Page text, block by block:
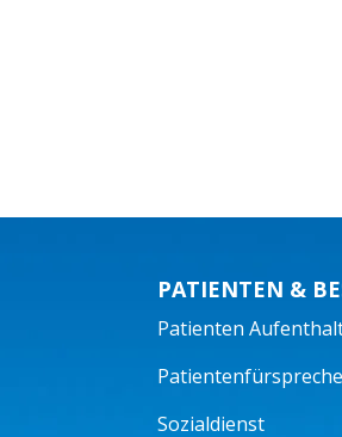
PATIENTEN &
Patienten
Sozialdienst